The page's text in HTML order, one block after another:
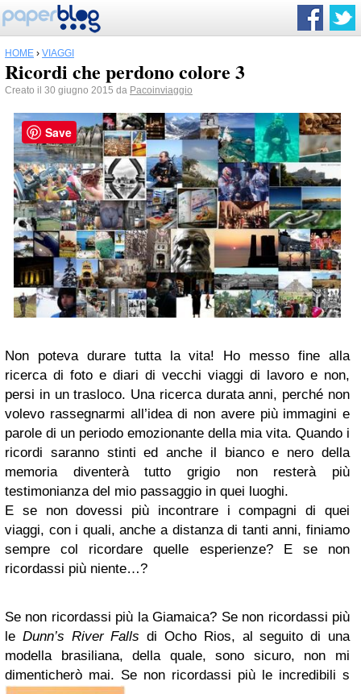
HOME › VIAGGI
Ricordi che perdono colore 3
Creato il 30 giugno 2015 da Pacoinviaggio
Non poteva durare tutta la vita! Ho messo fine alla
ricerca di foto e diari di vecchi viaggi di lavoro e non,
persi in un trasloco. Una ricerca durata anni, perché non
volevo rassegnarmi all’idea di non avere più immagini e
parole di un periodo emozionante della mia vita. Quando i
ricordi saranno stinti ed anche il bianco e nero della
memoria diventerà tutto grigio non resterà più
testimonianza del mio passaggio in quei luoghi.
E se non dovessi più incontrare i compagni di quei
viaggi, con i quali, anche a distanza di tanti anni, finiamo
sempre col ricordare quelle esperienze? E se non
ricordassi più niente…?
Se non ricordassi più laGiamaica? Se non ricordassi più
le Dunn’s River Falls diOcho Rios, al seguito di una
modella brasiliana, della quale, sono sicuro, non mi
dimenticherò mai. Se non ricordassi più le incredibili s
Save